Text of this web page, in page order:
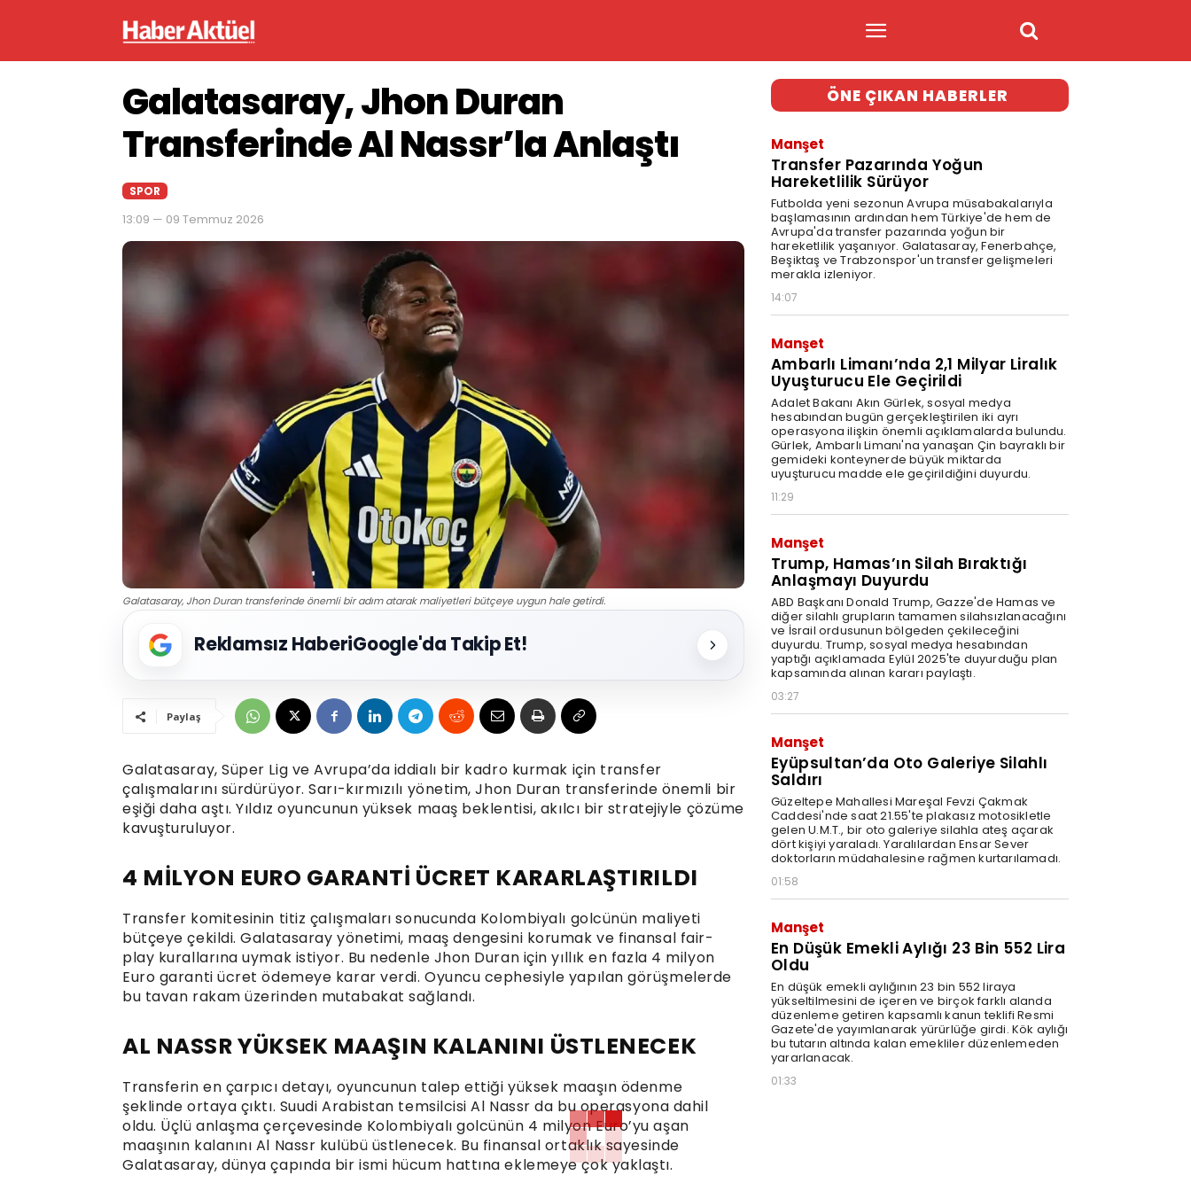
Galatasaray, Jhon Duran
Transferinde Al Nassr’la Anlaştı
SPOR
13:09 — 09 Temmuz 2026
Galatasaray, Jhon Duran transferinde önemli bir adım atarak maliyetleri bütçeye uygun hale getirdi.
Reklamsız HaberiGoogle'da Takip Et!
Paylaş
Galatasaray, Süper Lig ve Avrupa’da iddialı bir kadro kurmak için transfer
çalışmalarını sürdürüyor. Sarı-kırmızılı yönetim, Jhon Duran transferinde önemli bir
eşiği daha aştı. Yıldız oyuncunun yüksek maaş beklentisi, akılcı bir stratejiyle çözüme
kavuşturuluyor.
4 MİLYON EURO GARANTİ ÜCRET KARARLAŞTIRILDI
Transfer komitesinin titiz çalışmaları sonucunda Kolombiyalı golcünün maliyeti
bütçeye çekildi. Galatasaray yönetimi, maaş dengesini korumak ve finansal fair-
play kurallarına uymak istiyor. Bu nedenle Jhon Duran için yıllık en fazla 4 milyon
Euro garanti ücret ödemeye karar verdi. Oyuncu cephesiyle yapılan görüşmelerde
bu tavan rakam üzerinden mutabakat sağlandı.
AL NASSR YÜKSEK MAAŞIN KALANINI ÜSTLENECEK
Transferin en çarpıcı detayı, oyuncunun talep ettiği yüksek maaşın ödenme
şeklinde ortaya çıktı. Suudi Arabistan temsilcisi Al Nassr da bu operasyona dahil
oldu. Üçlü anlaşma çerçevesinde Kolombiyalı golcünün 4 milyon Euro’yu aşan
maaşının kalanını Al Nassr kulübü üstlenecek. Bu finansal ortaklık sayesinde
Galatasaray, dünya çapında bir ismi hücum hattına eklemeye çok yaklaştı.
ÖNE ÇIKAN HABERLER
Manşet
Transfer Pazarında Yoğun
Hareketlilik Sürüyor
Futbolda yeni sezonun Avrupa müsabakalarıyla
başlamasının ardından hem Türkiye'de hem de
Avrupa'da transfer pazarında yoğun bir
hareketlilik yaşanıyor. Galatasaray, Fenerbahçe,
Beşiktaş ve Trabzonspor'un transfer gelişmeleri
merakla izleniyor.
14:07
Manşet
Ambarlı Limanı’nda 2,1 Milyar Liralık
Uyuşturucu Ele Geçirildi
Adalet Bakanı Akın Gürlek, sosyal medya
hesabından bugün gerçekleştirilen iki ayrı
operasyona ilişkin önemli açıklamalarda bulundu.
Gürlek, Ambarlı Limanı'na yanaşan Çin bayraklı bir
gemideki konteynerde büyük miktarda
uyuşturucu madde ele geçirildiğini duyurdu.
11:29
Manşet
Trump, Hamas’ın Silah Bıraktığı
Anlaşmayı Duyurdu
ABD Başkanı Donald Trump, Gazze'de Hamas ve
diğer silahlı grupların tamamen silahsızlanacağını
ve İsrail ordusunun bölgeden çekileceğini
duyurdu. Trump, sosyal medya hesabından
yaptığı açıklamada Eylül 2025'te duyurduğu plan
kapsamında alınan kararı paylaştı.
03:27
Manşet
Eyüpsultan’da Oto Galeriye Silahlı
Saldırı
Güzeltepe Mahallesi Mareşal Fevzi Çakmak
Caddesi'nde saat 21.55'te plakasız motosikletle
gelen U.M.T., bir oto galeriye silahla ateş açarak
dört kişiyi yaraladı. Yaralılardan Ensar Sever
doktorların müdahalesine rağmen kurtarılamadı.
01:58
Manşet
En Düşük Emekli Aylığı 23 Bin 552 Lira
Oldu
En düşük emekli aylığının 23 bin 552 liraya
yükseltilmesini de içeren ve birçok farklı alanda
düzenleme getiren kapsamlı kanun teklifi Resmi
Gazete'de yayımlanarak yürürlüğe girdi. Kök aylığı
bu tutarın altında kalan emekliler düzenlemeden
yararlanacak.
01:33